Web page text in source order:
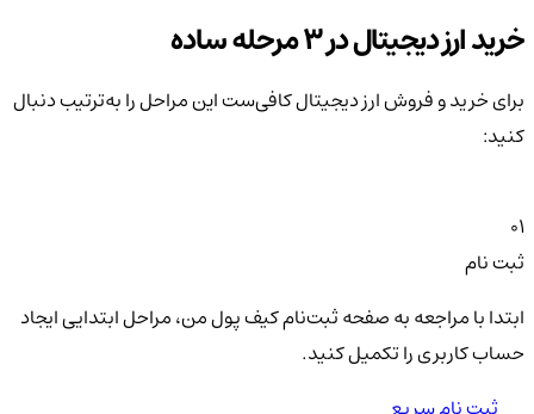
خرید ارز دیجیتال در 3 مرحله ساده
برای خرید و فروش ارز دیجیتال کافی‌ست این مراحل را به‌ترتیب دنبال
کنید:
01
ثبت نام
ابتدا با مراجعه به صفحه ثبت‌نام کیف‌ پول من، مراحل ابتدایی ایجاد
حساب کاربری را تکمیل کنید.